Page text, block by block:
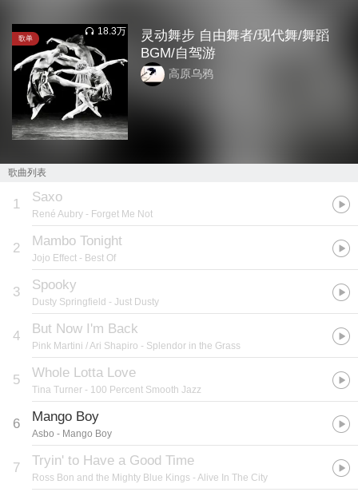
歌单
18.3万
灵动舞步 自由舞者/现代舞/舞蹈
BGM/自驾游
高原乌鸦
歌曲列表
1 Saxo
René Aubry - Forget Me Not
2 Mambo Tonight
Jojo Effect - Best Of
3 Spooky
Dusty Springfield - Just Dusty
4 But Now I'm Back
Pink Martini / Ari Shapiro - Splendor in the Grass
5 Whole Lotta Love
Tina Turner - 100 Percent Smooth Jazz
6 Mango Boy
Asbo - Mango Boy
7 Tryin' to Have a Good Time
Ross Bon and the Mighty Blue Kings - Alive In The City